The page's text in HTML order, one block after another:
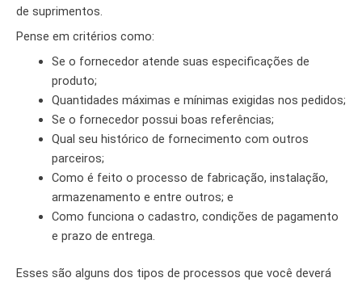
de suprimentos.
Pense em critérios como:
Se o fornecedor atende suas especificações de
produto;
Quantidades máximas e mínimas exigidas nos pedidos;
Se o fornecedor possui boas referências;
Qual seu histórico de fornecimento com outros
parceiros;
Como é feito o processo de fabricação, instalação,
armazenamento e entre outros; e
Como funciona o cadastro, condições de pagamento
e prazo de entrega.
Esses são alguns dos tipos de processos que você deverá